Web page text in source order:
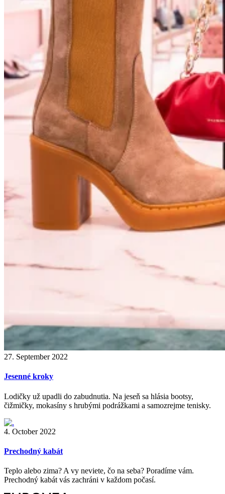
27. September 2022
Jesenné kroky
Lodičky už upadli do zabudnutia. Na jeseň sa hlásia bootsy,
čižmičky, mokasíny s hrubými podrážkami a samozrejme tenisky.
4. October 2022
Prechodný kabát
Teplo alebo zima? A vy neviete, čo na seba? Poradíme vám.
Prechodný kabát vás zachráni v každom počasí.